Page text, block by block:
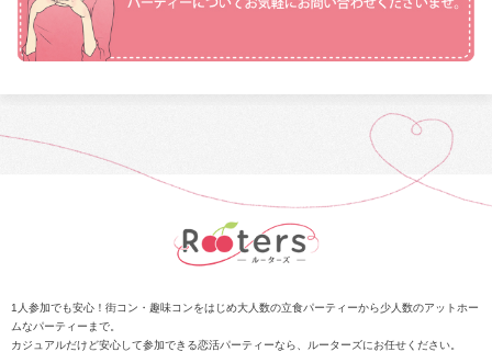
1人参加でも安心！街コン・趣味コンをはじめ大人数の立食パーティーから少人数のアットホー
ムなパーティーまで。
カジュアルだけど安心して参加できる恋活パーティーなら、ルーターズにお任せください。